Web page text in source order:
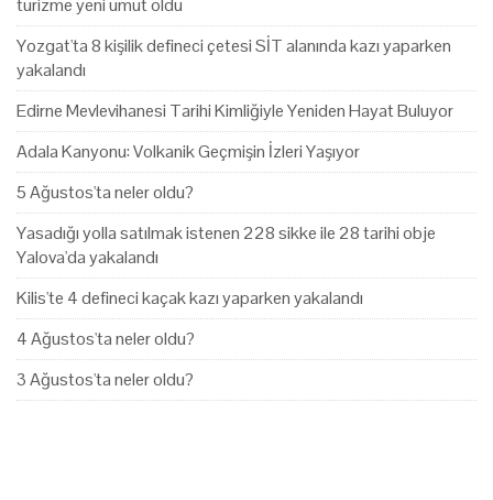
Yozgat'ta 8 kişilik defineci çetesi SİT alanında kazı yaparken
yakalandı
Edirne Mevlevihanesi Tarihi Kimliğiyle Yeniden Hayat Buluyor
Adala Kanyonu: Volkanik Geçmişin İzleri Yaşıyor
5 Ağustos'ta neler oldu?
Yasadığı yolla satılmak istenen 228 sikke ile 28 tarihi obje
Yalova'da yakalandı
Kilis'te 4 defineci kaçak kazı yaparken yakalandı
4 Ağustos'ta neler oldu?
3 Ağustos'ta neler oldu?